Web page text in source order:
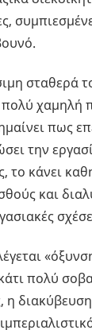
σταθερά
πολύ χαμηλή
πως
την
το κάνει
και
πολύ
η